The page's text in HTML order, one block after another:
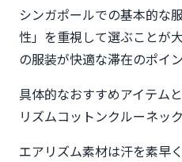
シンガポールでの基本的な
性」を重視して選ぶことが
の服装が快適な滞在のポイ
具体的なおすすめアイテム
リズムコットンクルーネッ
エアリズム素材は汗を素早